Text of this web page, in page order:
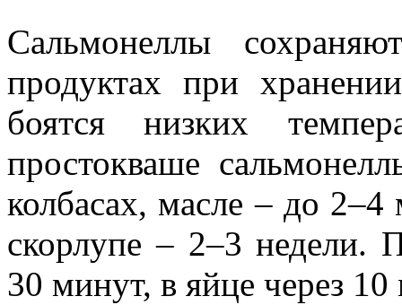
Сальмонеллы
продуктах при
боятся низких
простокваше
колбасах, масле – до
скорлупе – 2–3 недели.
30 минут, в яйце через 10